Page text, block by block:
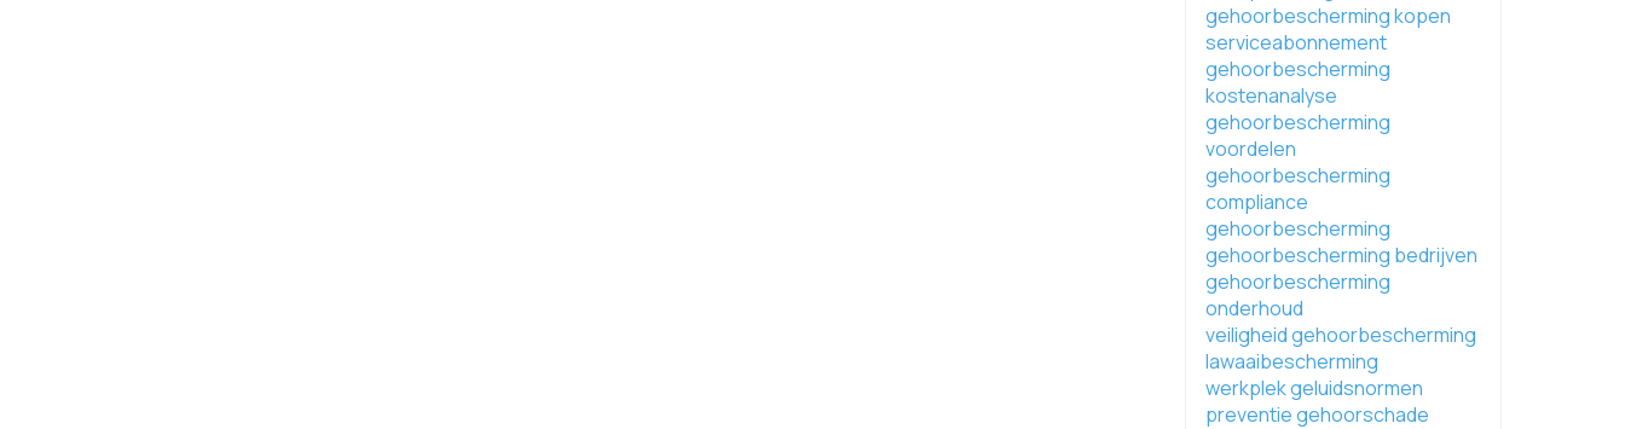
gehoorbescherming kopen
serviceabonnement
gehoorbescherming
kostenanalyse
gehoorbescherming
voordelen
gehoorbescherming
compliance
gehoorbescherming
gehoorbescherming bedrijven
gehoorbescherming
onderhoud
veiligheid gehoorbescherming
lawaaibescherming
werkplek geluidsnormen
preventie gehoorschade